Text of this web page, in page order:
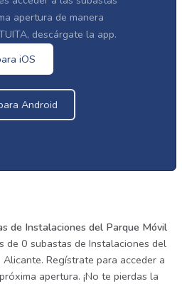
apertura de manera
descárgate la app.
iOS
Android
de Instalaciones del Parque Móvil
de 0 subastas de Instalaciones del
Regístrate para acceder a
apertura. ¡No te pierdas la